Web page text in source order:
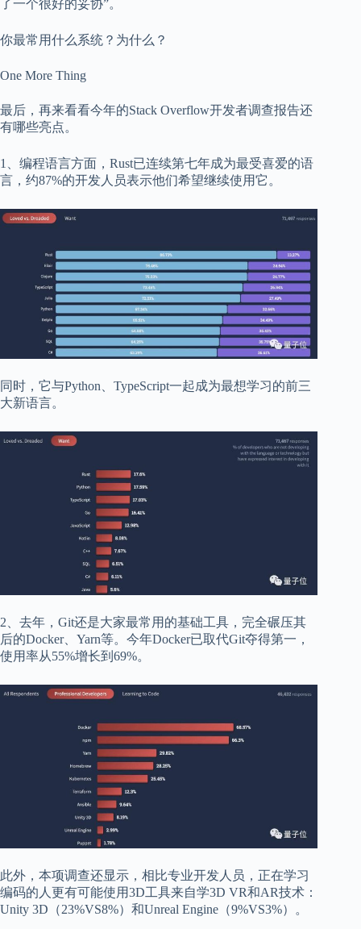
了一个很好的妥协”。
你最常用什么系统？为什么？
One More Thing
最后，再来看看今年的Stack Overflow开发者调查报告还
有哪些亮点。
1、编程语言方面，Rust已连续第七年成为最受喜爱的语
言，约87%的开发人员表示他们希望继续使用它。
同时，它与Python、TypeScript一起成为最想学习的前三
大新语言。
2、去年，Git还是大家最常用的基础工具，完全碾压其
后的Docker、Yarn等。今年Docker已取代Git夺得第一，
使用率从55%增长到69%。
此外，本项调查还显示，相比专业开发人员，正在学习
编码的人更有可能使用3D工具来自学3D VR和AR技术：
Unity 3D（23%VS8%）和Unreal Engine（9%VS3%）。